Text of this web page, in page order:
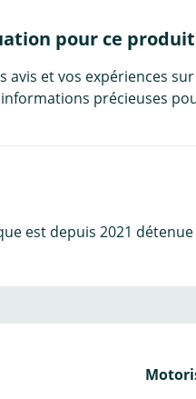
pour ce produit
avis et vos expériences
précieuses
est depuis 2021